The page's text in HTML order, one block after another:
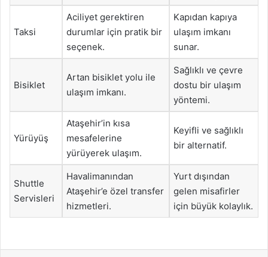
Taksi
Aciliyet gerektiren
durumlar için pratik bir
seçenek.
Kapıdan kapıya
ulaşım imkanı
sunar.
Bisiklet
Artan bisiklet yolu ile
ulaşım imkanı.
Sağlıklı ve çevre
dostu bir ulaşım
yöntemi.
Yürüyüş
Ataşehir’in kısa
mesafelerine
yürüyerek ulaşım.
Keyifli ve sağlıklı
bir alternatif.
Shuttle
Servisleri
Havalimanından
Ataşehir’e özel transfer
hizmetleri.
Yurt dışından
gelen misafirler
için büyük kolaylık.